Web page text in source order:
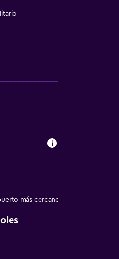
más cercano